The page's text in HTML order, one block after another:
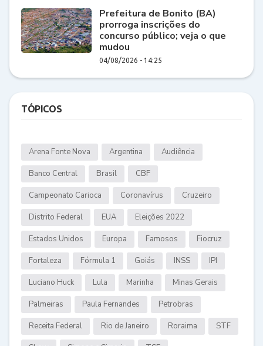
Prefeitura de Bonito (BA)
prorroga inscrições do
concurso público; veja o que
mudou
04/08/2026 - 14:25
TÓPICOS
Arena Fonte Nova Argentina Audiência
Banco Central Brasil CBF
Campeonato Carioca Coronavírus Cruzeiro
Distrito Federal EUA Eleições 2022
Estados Unidos Europa Famosos Fiocruz
Fortaleza Fórmula 1 Goiás INSS IPI
Luciano Huck Lula Marinha Minas Gerais
Palmeiras Paula Fernandes Petrobras
Receita Federal Rio de Janeiro Roraima STF